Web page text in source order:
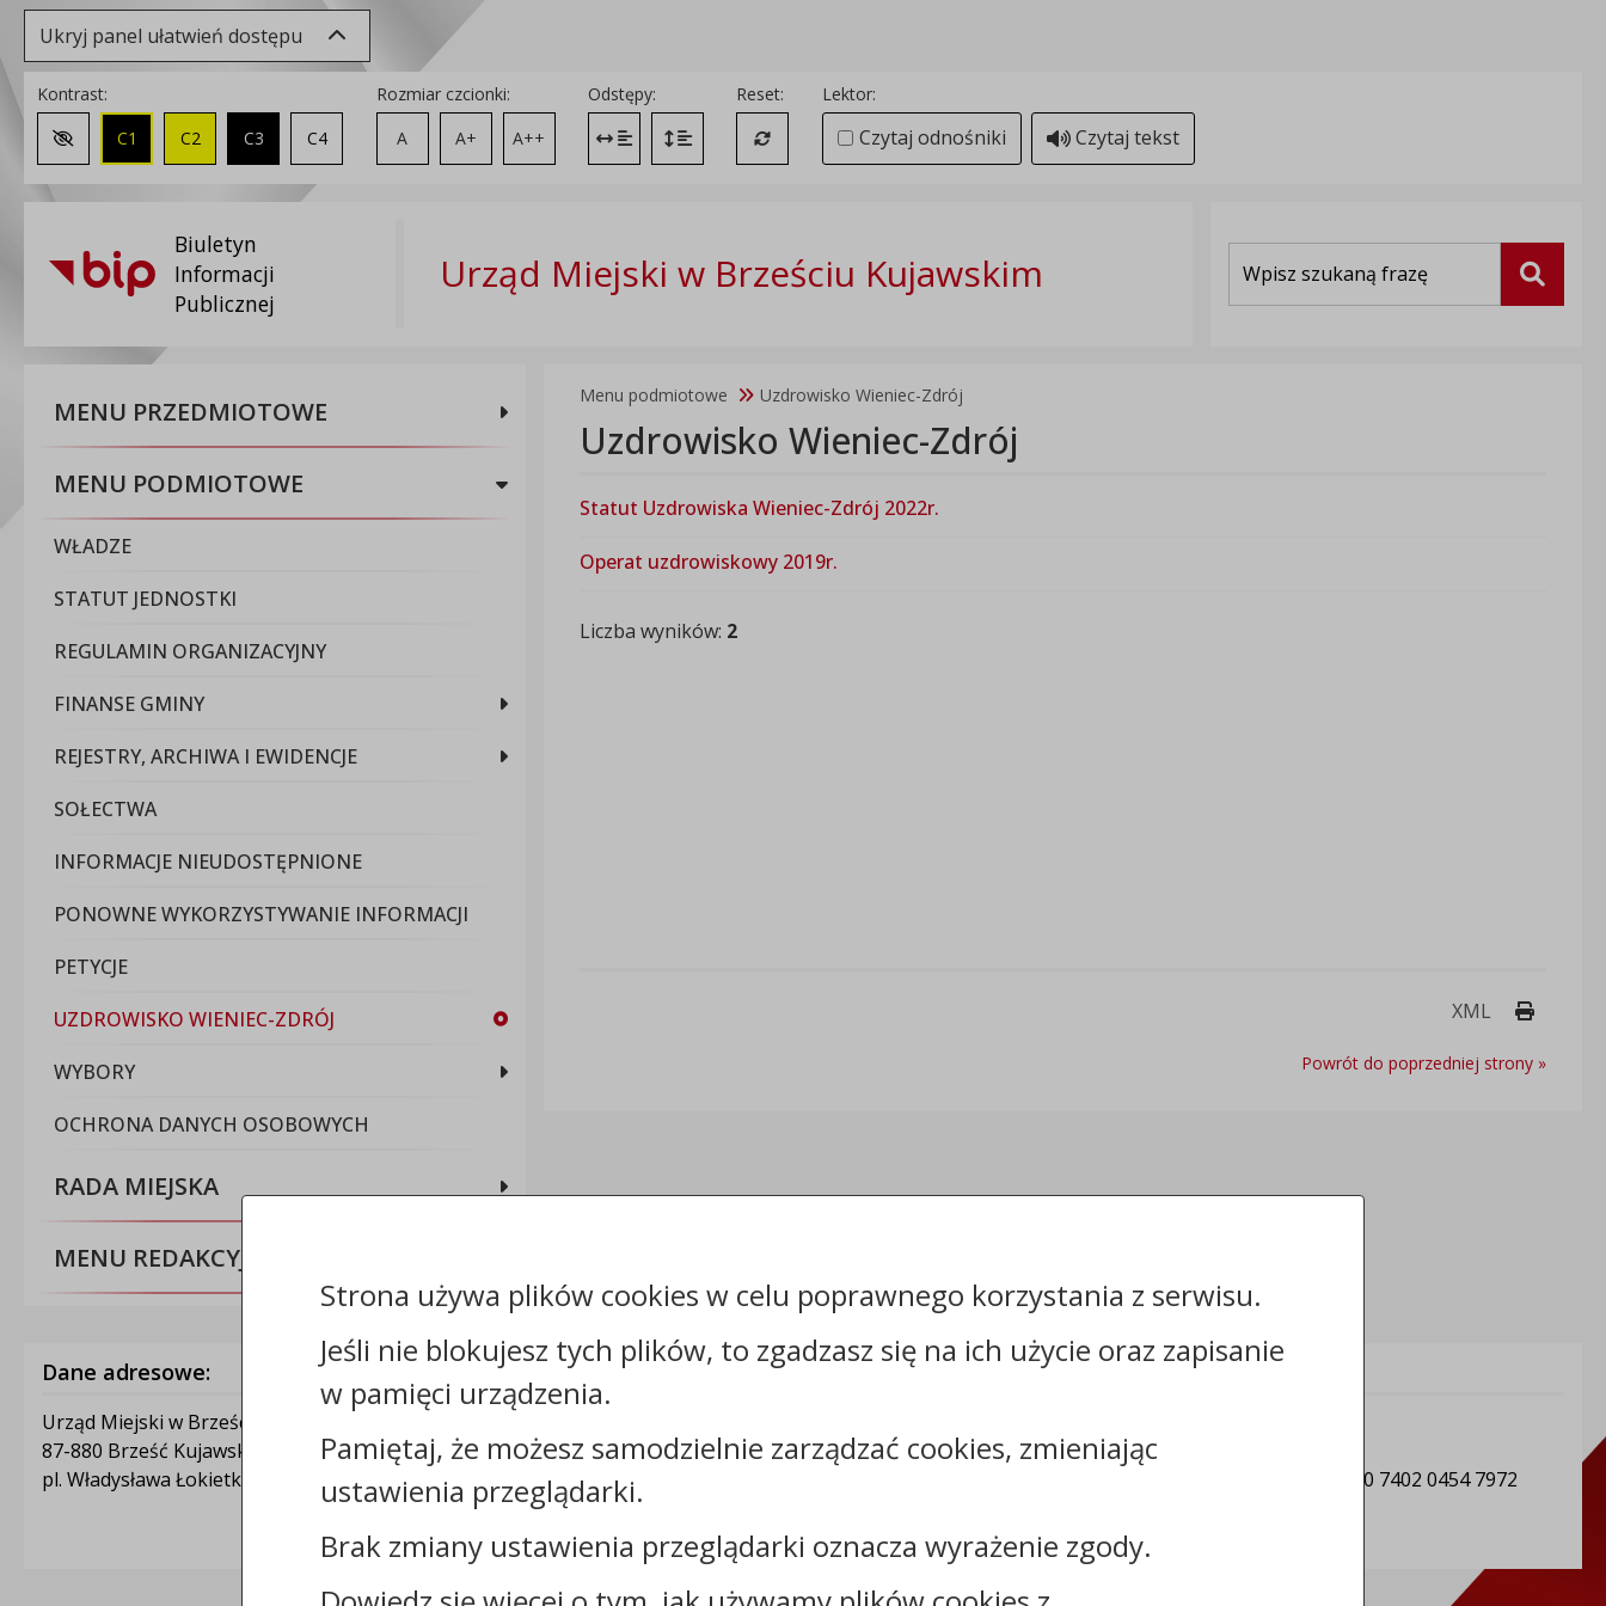
Ukryj panel ułatwień dostępu
Kontrast:
Zmień kontrast na domyślny
C1 C2 C3 C4
Rozmiar czcionki:
A
A+ A++
Odstępy:
Zmień odstęp między literami
Zmień interlinię i margines między paragrafami
Reset:
Przywróć ustawienia domyślne
Lektor:
Czytaj odnośniki Czytaj tekst
Biuletyn
Informacji
Publicznej
Urząd Miejski w Brześciu Kujawskim Szukaj
MENU PRZEDMIOTOWE
MENU PODMIOTOWE
WŁADZE
STATUT JEDNOSTKI
REGULAMIN ORGANIZACYJNY
FINANSE GMINY
REJESTRY, ARCHIWA I EWIDENCJE
SOŁECTWA
INFORMACJE NIEUDOSTĘPNIONE
PONOWNE WYKORZYSTYWANIE INFORMACJI
PETYCJE
UZDROWISKO WIENIEC-ZDRÓJ
WYBORY
OCHRONA DANYCH OSOBOWYCH
RADA MIEJSKA
MENU REDAKCYJNE
Menu podmiotowe Uzdrowisko Wieniec-Zdrój
Uzdrowisko Wieniec-Zdrój
Statut Uzdrowiska Wieniec-Zdrój 2022r.
Operat uzdrowiskowy 2019r.
Liczba wyników: 2
XML Drukuj
Powrót do poprzedniej strony »
Dane adresowe:
Urząd Miejski w Brześciu Kujawskim
87-880 Brześć Kujawski
pl. Władysława Łokietka 1
Kontakt:
faks: +48542316324
e-mail: poi@brzesckujawski.pl
skrytka ePUAP: /gmina_brzesc_kujawski/SkrytkaESP
strona www:www.brzesckujawski.pl
Informacje dodatkowe:
REGON: 910866815
Numer konta: 50 1020 1462 0000 7402 0454 7972
Strona używa plików cookies w celu poprawnego korzystania z serwisu.
Jeśli nie blokujesz tych plików, to zgadzasz się na ich użycie oraz zapisanie
w pamięci urządzenia.
Pamiętaj, że możesz samodzielnie zarządzać cookies, zmieniając
ustawienia przeglądarki.
Brak zmiany ustawienia przeglądarki oznacza wyrażenie zgody.